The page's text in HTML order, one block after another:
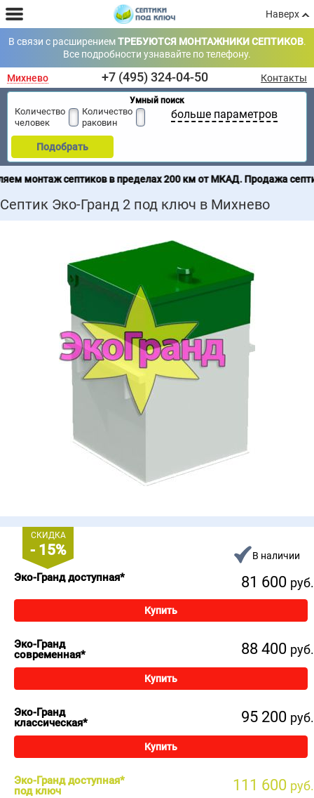
Наверх
В связи с расширениемТРЕБУЮТСЯ МОНТАЖНИКИ СЕПТИКОВ.
Все подробности узнавайте по телефону.
Михнево +7 (495) 324-04-50 Контакты
Умный поиск
Количество
человек
Количество
раковин
больше параметров
Подобрать
в пределах 200 км от МКАД. Продажа септиков по всей
Септик Эко-Гранд 2 под ключ в Михнево
СКИДКА
- 15% В наличии
81 600 руб.
Эко-Гранд доступная*
Купить
88 400 руб.
Эко-Гранд
современная*
Купить
95 200 руб.
Эко-Гранд
классическая*
Купить
111 600 руб.
Эко-Гранд доступная*
под ключ